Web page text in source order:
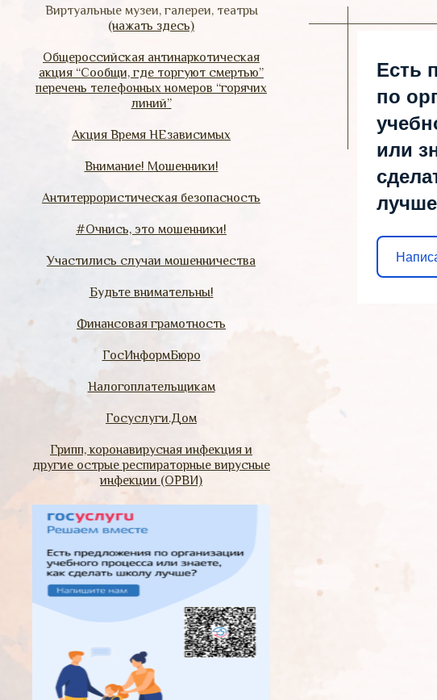
Виртуальные музеи, галереи, театры
(нажать здесь)
Общероссийская антинаркотическая
акция “Сообщи, где торгуют смертью”
перечень телефонных номеров “горячих
линий”
Акция Время НЕзависимых
Внимание! Мошенники!
Антитеррористическая безопасность
#Очнись, это мошенники!
Участились случаи мошенничества
Будьте внимательны!
Финансовая грамотность
ГосИнформБюро
Налогоплательщикам
Госуслуги.Дом
Грипп, коронавирусная инфекция и
другие острые респираторные вирусные
инфекции (ОРВИ)
Есть
по
или